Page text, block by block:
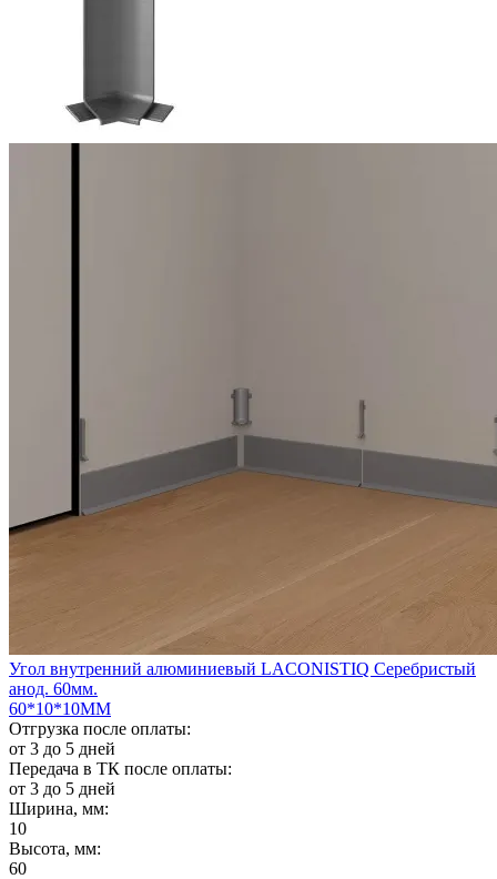
Угол внутренний алюминиевый LACONISTIQ Серебристый
анод. 60мм.
60*10*10ММ
Отгрузка после оплаты:
от 3 до 5 дней
Передача в ТК после оплаты:
от 3 до 5 дней
Ширина, мм:
10
Высота, мм:
60